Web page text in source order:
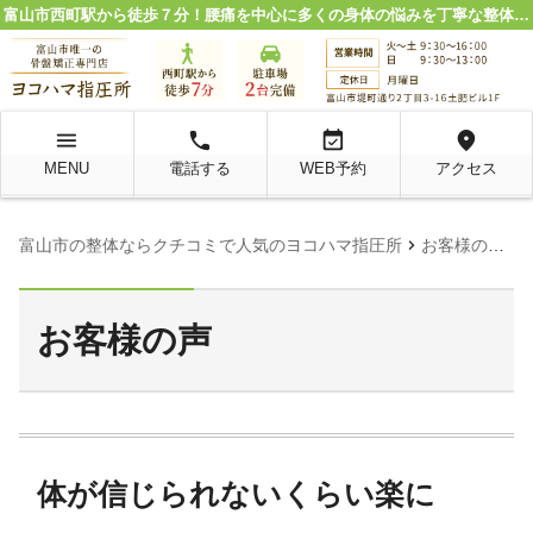
富山市西町駅から徒歩７分！腰痛を中心に多くの身体の悩みを丁寧な整体施術で解決。
menu
MENU
local_phone
電話する
event_available
WEB予約
location_on
アクセス
富山市の整体ならクチコミで人気のヨコハマ指圧所 chevron_right お客様の声
お客様の声
体が信じられないくらい楽に